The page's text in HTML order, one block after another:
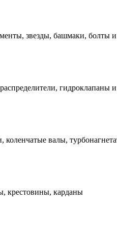
звезды, башмаки, болты
гидроклапаны
валы,
крестовины, карданы